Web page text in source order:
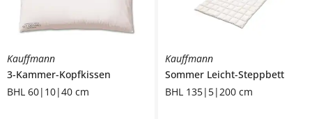
Kauffmann
3-Kammer-Kopfkissen
BHL 60|10|40 cm
Kauffmann
Sommer Leicht-Steppbett
BHL 135|5|200 cm